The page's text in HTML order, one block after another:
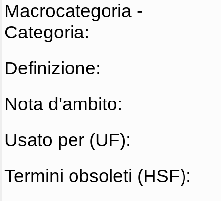
Macrocategoria -
Categoria:
Definizione:
Nota d'ambito:
Usato per (UF):
Termini obsoleti (HSF):